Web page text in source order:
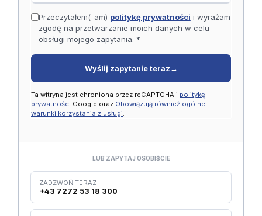
Przeczytałem(-am) politykę prywatności i wyrażam
zgodę na przetwarzanie moich danych w celu
obsługi mojego zapytania. *
Wyślij zapytanie teraz →
Ta witryna jest chroniona przez reCAPTCHA i politykę
prywatności Google oraz Obowiązują również ogólne
warunki korzystania z usługi.
LUB ZAPYTAJ OSOBIŚCIE
ZADZWOŃ TERAZ
+43 7272 53 18 300